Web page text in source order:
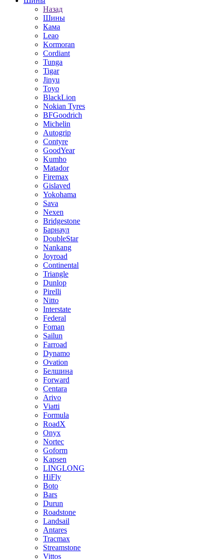
Назад
Шины
Кама
Leao
Kormoran
Cordiant
Tunga
Tigar
Jinyu
Toyo
BlackLion
Nokian Tyres
BFGoodrich
Michelin
Autogrip
Contyre
GoodYear
Kumho
Matador
Firemax
Gislaved
Yokohama
Sava
Nexen
Bridgestone
Барнаул
DoubleStar
Nankang
Joyroad
Continental
Triangle
Dunlop
Pirelli
Nitto
Interstate
Federal
Foman
Sailun
Farroad
Dynamo
Ovation
Белшина
Forward
Centara
Arivo
Viatti
Formula
RoadX
Onyx
Nortec
Goform
Kapsen
LINGLONG
HiFly
Boto
Bars
Durun
Roadstone
Landsail
Antares
Tracmax
Streamstone
Vittos